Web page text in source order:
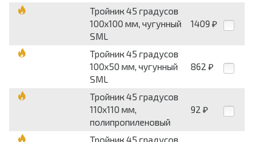
Тройник 45 градусов
100x100 мм, чугунный
SML
1409 ₽
Тройник 45 градусов
100x50 мм, чугунный
SML
862 ₽
Тройник 45 градусов
110x110 мм,
полипропиленовый
92 ₽
Тройник 45 градусов